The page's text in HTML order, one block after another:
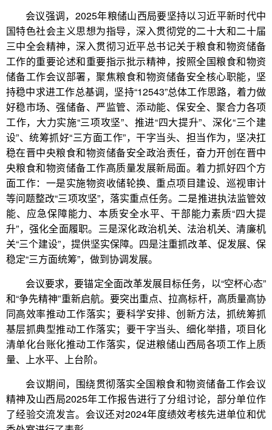
会议强调，2025年粮储山西局要坚持以习近平新时代中
国特色社会主义思想为指导，深入贯彻党的二十大和二十届
三中全会精神，深入贯彻习近平总书记关于粮食和物资储备
工作的重要论述和重要指示批示精神，按照全国粮食和物资
储备工作会议部署，聚焦粮食和物资储备安全核心职能，坚
持稳中求进工作总基调，坚持“12543”总体工作思路，着力做
好稳市场、强储备、严监管、添动能、保安全、聚合力各项
工作，大力实施“三项攻坚”、推进“四大提升”、深化“三个建
设”、统筹抓好“三方面工作”，干字当头、担当作为，坚决扛
稳在晋中央粮食和物资储备安全政治责任，奋力开创在晋中
央粮食和物资储备工作高质量发展新局面。着力抓好四个方
面工作：一是实施物资收储轮换、重点项目建设、巡视审计
等问题整改“三项攻坚”，落实重点任务。二是推进执法监管效
能、应急保障能力、本质安全水平、干部能力素质“四大提
升”，强化全面履职。三是深化政治机关、法治机关、清廉机
关“三个建设”，提供坚实保障。四是注重抓改革、促发展、保
稳定“三方面统筹”，做到协调发展。
会议要求，要锚定全面改革发展目标任务，以“空杯心态”
和“争先精神”重新启航。要突出重点、拉高标杆，高质量高协
同高效率推动工作落实；要科学安排、创新方法，抓统筹抓
基层抓典型推动工作落实；要干字当头、细化举措，项目化
清单化台账化推动工作落实，促进粮储山西局各项工作上质
量、上水平、上台阶。
会议期间，围绕贯彻落实全国粮食和物资储备工作会议
精神及山西局2025年工作报告进行了分组讨论，部分单位作
了经验交流发言。会议还对2024年度绩效考核先进单位和优